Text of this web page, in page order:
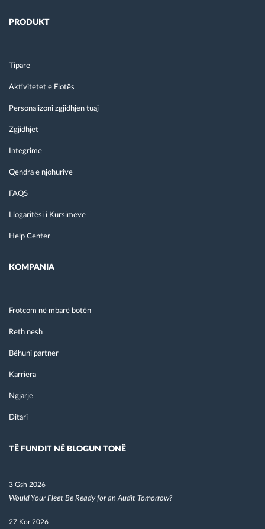
PRODUKT
Tipare
Aktivitetet e Flotës
Personalizoni zgjidhjen tuaj
Zgjidhjet
Integrime
Qendra e njohurive
FAQS
Llogaritësi i Kursimeve
Help Center
KOMPANIA
Frotcom në mbarë botën
Reth nesh
Bëhuni partner
Karriera
Ngjarje
Ditari
TË FUNDIT NË BLOGUN TONË
3 Gsh 2026
Would Your Fleet Be Ready for an Audit Tomorrow?
27 Kor 2026